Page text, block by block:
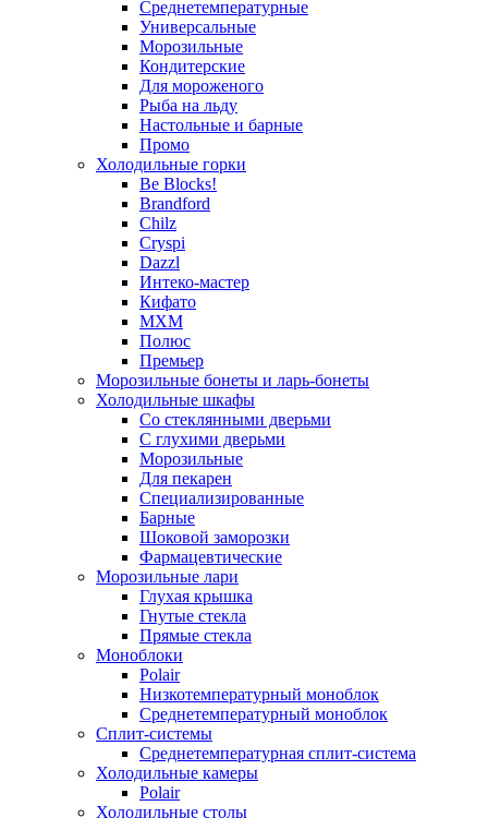
Среднетемпературные
Универсальные
Морозильные
Кондитерские
Для мороженого
Рыба на льду
Настольные и барные
Промо
Холодильные горки
Be Blocks!
Brandford
Chilz
Cryspi
Dazzl
Интеко-мастер
Кифато
МХМ
Полюс
Премьер
Морозильные бонеты и ларь-бонеты
Холодильные шкафы
Со стеклянными дверьми
С глухими дверьми
Морозильные
Для пекарен
Специализированные
Барные
Шоковой заморозки
Фармацевтические
Морозильные лари
Глухая крышка
Гнутые стекла
Прямые стекла
Моноблоки
Polair
Низкотемпературный моноблок
Среднетемпературный моноблок
Сплит-системы
Среднетемпературная сплит-система
Холодильные камеры
Polair
Холодильные столы